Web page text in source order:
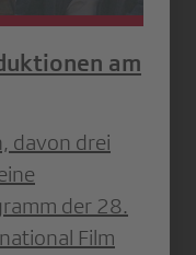
am
davon drei
der 28.
Film